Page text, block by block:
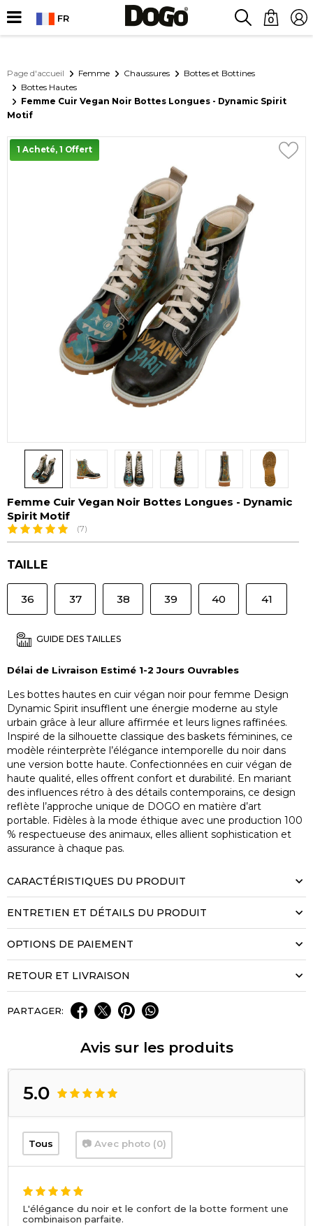
FR 0
Page d'accueil Femme Chaussures
Bottes et Bottines
Bottes Hautes
Femme Cuir Vegan Noir Bottes Longues - Dynamic Spirit
Motif
1 Acheté, 1 Offert
Femme Cuir Vegan Noir Bottes Longues - Dynamic
Spirit Motif
(7)
TAILLE
36 37 38 39 40 41
GUIDE DES TAILLES
Délai de Livraison Estimé 1-2 Jours Ouvrables
Les bottes hautes en cuir végan noir pour femme Design
Dynamic Spirit insufflent une énergie moderne au style
urbain grâce à leur allure affirmée et leurs lignes raffinées.
Inspiré de la silhouette classique des baskets féminines, ce
modèle réinterprète l’élégance intemporelle du noir dans
une version botte haute. Confectionnées en cuir végan de
haute qualité, elles offrent confort et durabilité. En mariant
des influences rétro à des détails contemporains, ce design
reflète l’approche unique de DOGO en matière d’art
portable. Fidèles à la mode éthique avec une production 100
% respectueuse des animaux, elles allient sophistication et
assurance à chaque pas.
CARACTÉRISTIQUES DU PRODUIT
ENTRETIEN ET DÉTAILS DU PRODUIT
OPTIONS DE PAIEMENT
RETOUR ET LIVRAISON
PARTAGER:
Avis sur les produits
5.0
Tous 📷 Avec photo (0)
L'élégance du noir et le confort de la botte forment une
combinaison parfaite.